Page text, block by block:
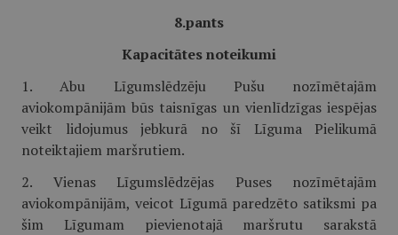
8.pants
Kapacitātes noteikumi
1. Abu Līgumslēdzēju Pušu nozīmētajām
aviokompānijām būs taisnīgas un vienlīdzīgas iespējas
veikt lidojumus jebkurā no šī Līguma Pielikumā
noteiktajiem maršrutiem.
2. Vienas Līgumslēdzējas Puses nozīmētajām
aviokompānijām, veicot Līgumā paredzēto satiksmi pa
šim Līgumam pievienotajā maršrutu sarakstā